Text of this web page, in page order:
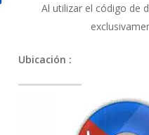
Al utilizar el código de
Ubicación :